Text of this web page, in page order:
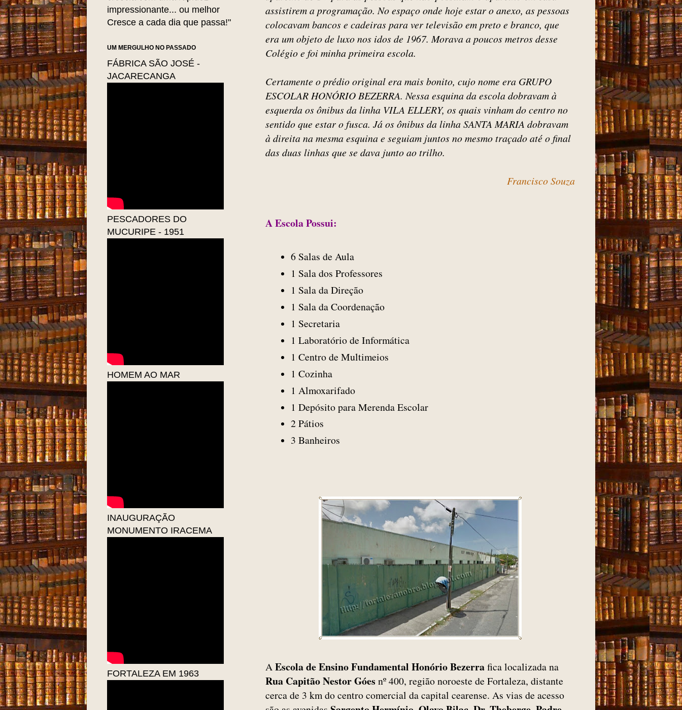
assistirem a programação. No espaço onde hoje estar o anexo, as pessoas
colocavam bancos e cadeiras para ver televisão em preto e branco, que
era um objeto de luxo nos idos de 1967. Morava a poucos metros desse
Colégio e foi minha primeira escola.
Certamente o prédio original era mais bonito, cujo nome era GRUPO
ESCOLAR HONÓRIO BEZERRA. Nessa esquina da escola dobravam à
esquerda os ônibus da linha VILA ELLERY, os quais vinham do centro no
sentido que estar o fusca. Já os ônibus da linha SANTA MARIA dobravam
à direita na mesma esquina e seguiam juntos no mesmo traçado até o final
das duas linhas que se dava junto ao trilho.
Francisco Souza
A Escola Possui:
6 Salas de Aula
1 Sala dos Professores
1 Sala da Direção
1 Sala da Coordenação
1 Secretaria
1 Laboratório de Informática
1 Centro de Multimeios
1 Cozinha
1 Almoxarifado
1 Depósito para Merenda Escolar
2 Pátios
3 Banheiros
AEscola de Ensino Fundamental Honório Bezerrafica localizada na
Rua Capitão Nestor Góes nº 400, região noroeste de Fortaleza, distante
cerca de 3 km do centro comercial da capital cearense. As vias de acesso
impressionante... ou melhor
Cresce a cada dia que passa!"
UM MERGULHO NO PASSADO
FÁBRICA SÃO JOSÉ -
JACARECANGA
PESCADORES DO
MUCURIPE - 1951
HOMEM AO MAR
INAUGURAÇÃO
MONUMENTO IRACEMA
FORTALEZA EM 1963